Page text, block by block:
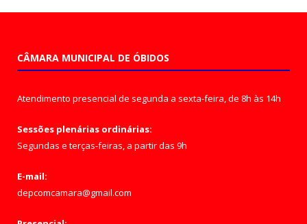
CÂMARA MUNICIPAL DE ÓBIDOS
Atendimento presencial de segunda a sexta-feira, de 8h às 14h
Sessões plenárias ordinárias:
Segundas e terças-feiras, a partir das 9h
E-mail:
depcomcamara@gmail.com